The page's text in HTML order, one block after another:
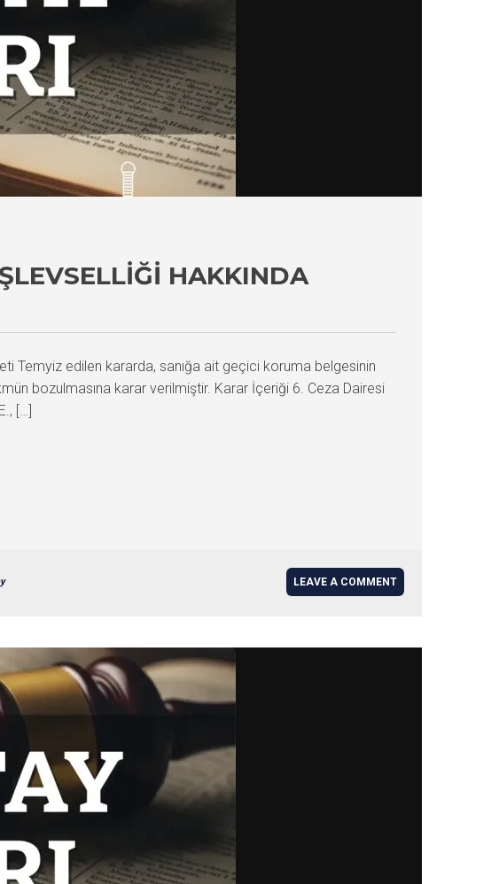
HAKKINDA
Temyiz edilen kararda, sanığa ait geçici koruma belgesinin
bozulmasına karar verilmiştir. Karar İçeriği 6. Ceza Dairesi
[…]
LEAVE A COMMENT